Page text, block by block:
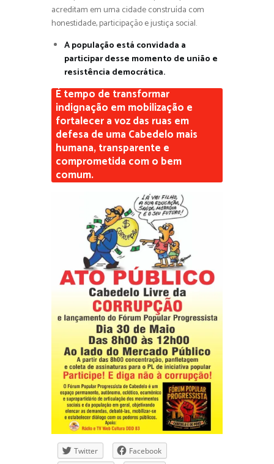
acreditam em uma cidade construída com
honestidade, participação e justiça social.
A população está convidada a
participar desse momento de união e
resistência democrática.
É tempo de transformar
indignação em mobilização e
fortalecer a voz das ruas em
defesa de uma Cabedelo mais
humana, transparente e
comprometida com o bem
comum.
Twitter Facebook